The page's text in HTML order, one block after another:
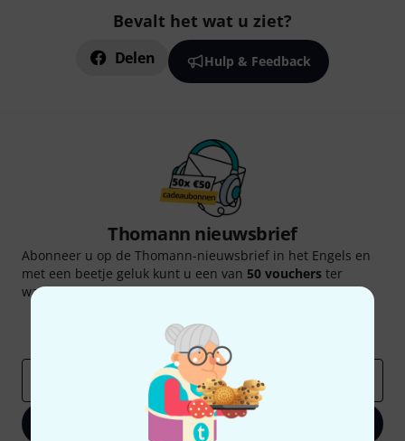
Bevalt het wat u ziet?
Delen Hulp & Feedback
Thomann nieuwsbrief
Abonneer u op de Thomann-nieuwsbrief in het Engels en
met een beetje geluk kunt u een van 50 vouchers ter
waarde van50 €per stuk winnen!
Thomann-inzichten
Registreer nu